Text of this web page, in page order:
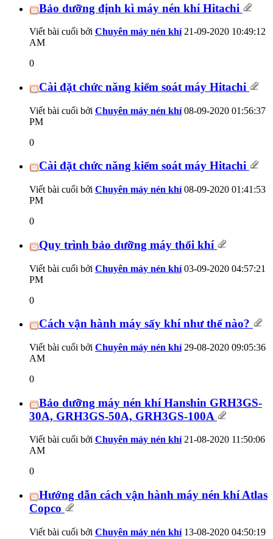
Bảo dưỡng định kì máy nén khí Hitachi
Viết bài cuối bởi Chuyên máy nén khí21-09-2020 10:49:12
AM
0
Cài đặt chức năng kiểm soát máy Hitachi
Viết bài cuối bởi Chuyên máy nén khí08-09-2020 01:56:37
PM
0
Cài đặt chức năng kiểm soát máy Hitachi
Viết bài cuối bởi Chuyên máy nén khí08-09-2020 01:41:53
PM
0
Quy trình bảo dưỡng máy thổi khí
Viết bài cuối bởi Chuyên máy nén khí03-09-2020 04:57:21
PM
0
Cách vận hành máy sấy khí như thế nào?
Viết bài cuối bởi Chuyên máy nén khí29-08-2020 09:05:36
AM
0
Bảo dưỡng máy nén khí Hanshin GRH3GS-
30A, GRH3GS-50A, GRH3GS-100A
Viết bài cuối bởi Chuyên máy nén khí21-08-2020 11:50:06
AM
0
Hướng dẫn cách vận hành máy nén khí Atlas
Copco
Viết bài cuối bởi Chuyên máy nén khí13-08-2020 04:50:19